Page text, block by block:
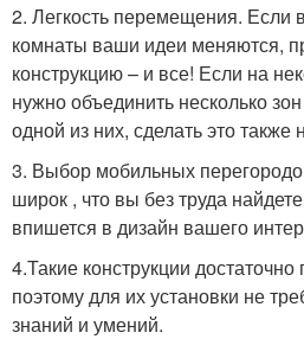
2. Легкость перемещения. Если
комнаты ваши идеи меняются,
конструкцию – и все! Если на
нужно объединить несколько
одной из них, сделать это также
3. Выбор мобильных
широк , что вы без труда
впишется в дизайн вашего
4.Такие конструкции
поэтому для их установки не
знаний и умений.